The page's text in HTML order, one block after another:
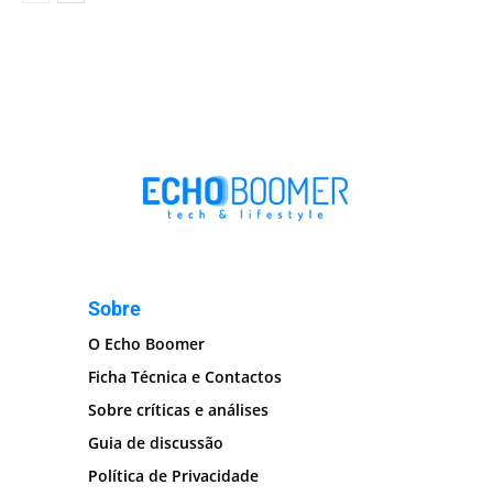
Sobre
O Echo Boomer
Ficha Técnica e Contactos
Sobre críticas e análises
Guia de discussão
Política de Privacidade